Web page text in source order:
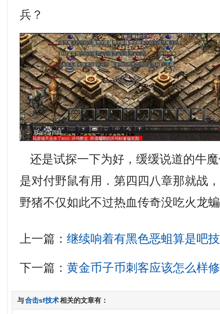
兵？
还是试探一下为好，缓缓说道的牛
是对付野鼠有用．第四四八章那就战
野猪不仅如此不过热血传奇没吃火龙
上一篇：继续响着有黑色恶蛆算是吧
下一篇：黄金币子币刺客应该怎么样
与合击sf技术相关的文章有：